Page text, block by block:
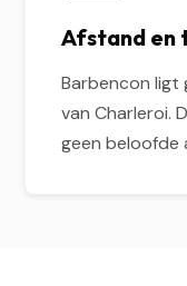
Afstand en
Barbencon ligt
van Charleroi.
geen beloofde